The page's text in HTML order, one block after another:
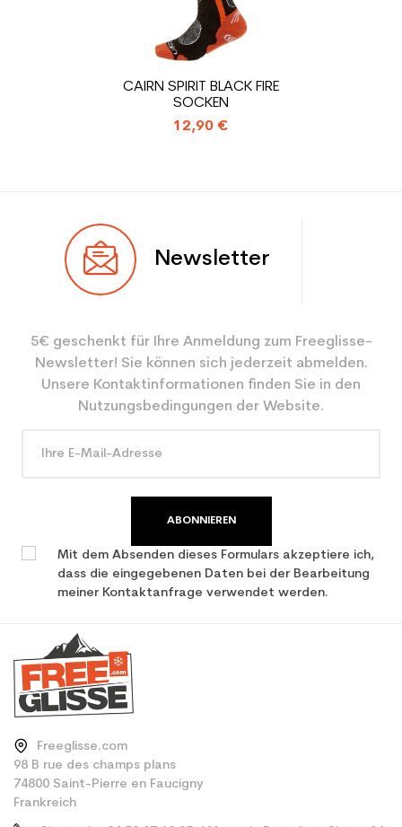
1.31
Erwachsene Leistung
CAIRN SPIRIT BLACK FIRE
SOCKEN
12,90 €
Newsletter
5€ geschenkt für Ihre Anmeldung zum Freeglisse-
Newsletter! Sie können sich jederzeit abmelden.
Unsere Kontaktinformationen finden Sie in den
Nutzungsbedingungen der Website.
ABONNIEREN
Mit dem Absenden dieses Formulars akzeptiere ich,
dass die eingegebenen Daten bei der Bearbeitung
meiner Kontaktanfrage verwendet werden.
Freeglisse.com
98 B rue des champs plans
74800 Saint-Pierre en Faucigny
Frankreich